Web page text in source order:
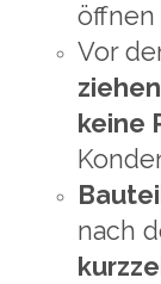
öffnen
Vor
ziehen
keine
nach